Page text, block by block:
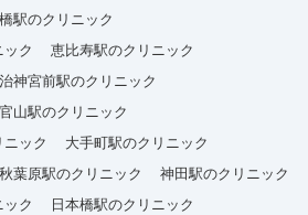
駅のクリニック
ク
恵比寿駅のクリニック
神宮前駅のクリニック
山駅のクリニック
ック
大手町駅のクリニック
秋葉原駅のクリニック
神田駅のクリニック
ク
日本橋駅のクリニック